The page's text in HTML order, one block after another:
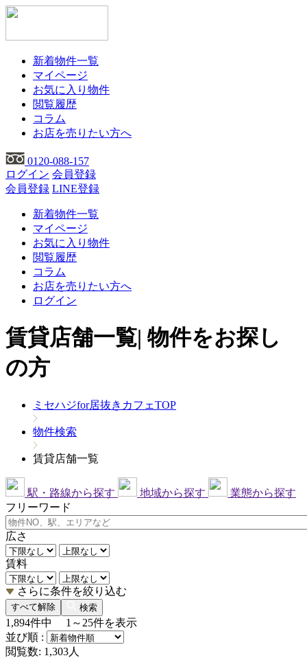
新着物件一覧
マイページ
お気に入り物件
閲覧履歴
コラム
お店を売りたい方へ
0120-088-157
ログイン 会員登録
会員登録 LINE登録
新着物件一覧
マイページ
お気に入り物件
閲覧履歴
コラム
お店を売りたい方へ
ログイン
賃貸店舗一覧| 物件をお探し
の方
ミセハジfor居抜きカフェTOP
物件検索
賃貸店舗一覧
駅・路線から探す 地域から探す
業態から探す
フリーワード
広さ
賃料
さらに条件を絞り込む
すべて解除 検索
1,894件中 1～25件を表示
並び順 :
閲覧数: 1,303人